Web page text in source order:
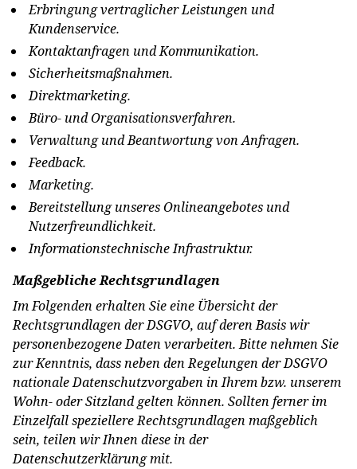
Erbringung vertraglicher Leistungen und
Kundenservice.
Kontaktanfragen und Kommunikation.
Sicherheitsmaßnahmen.
Direktmarketing.
Büro- und Organisationsverfahren.
Verwaltung und Beantwortung von Anfragen.
Feedback.
Marketing.
Bereitstellung unseres Onlineangebotes und
Nutzerfreundlichkeit.
Informationstechnische Infrastruktur.
Maßgebliche Rechtsgrundlagen
Im Folgenden erhalten Sie eine Übersicht der
Rechtsgrundlagen der DSGVO, auf deren Basis wir
personenbezogene Daten verarbeiten. Bitte nehmen Sie
zur Kenntnis, dass neben den Regelungen der DSGVO
nationale Datenschutzvorgaben in Ihrem bzw. unserem
Wohn- oder Sitzland gelten können. Sollten ferner im
Einzelfall speziellere Rechtsgrundlagen maßgeblich
sein, teilen wir Ihnen diese in der
Datenschutzerklärung mit.